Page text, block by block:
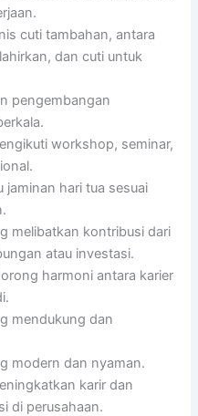
cuti tambahan, antara
dan cuti untuk
pengembangan
workshop, seminar,
jaminan hari tua sesuai
melibatkan kontribusi dari
atau investasi.
harmoni antara karier
mendukung dan
modern dan nyaman.
karir dan
di perusahaan.